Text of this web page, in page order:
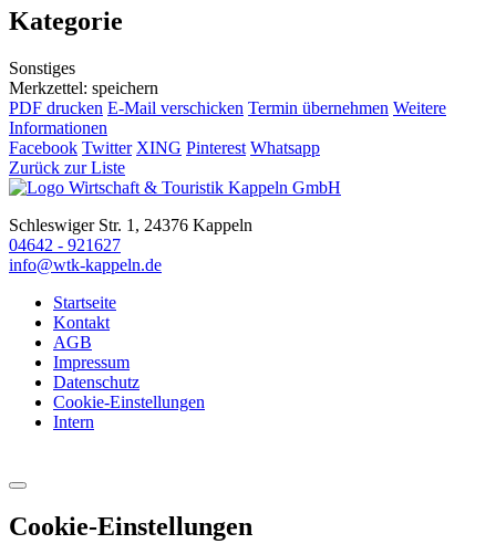
Kategorie
Sonstiges
Merkzettel: speichern
PDF drucken E-Mail verschicken Termin übernehmen Weitere
Informationen
Facebook Twitter XING Pinterest Whatsapp
Zurück zur Liste
Schleswiger Str. 1, 24376 Kappeln
04642 - 921627
info@wtk-kappeln.de
Startseite
Kontakt
AGB
Impressum
Datenschutz
Cookie-Einstellungen
Intern
Cookie-Einstellungen